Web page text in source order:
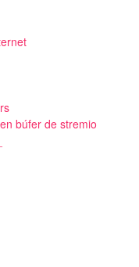
búfer de stremio